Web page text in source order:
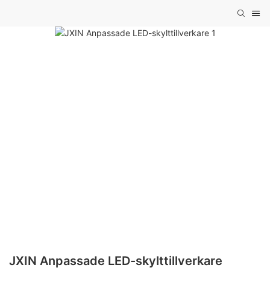
JXIN Anpassade LED-skylttillverkare